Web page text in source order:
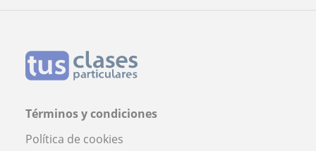
Términos y condiciones
Política de cookies